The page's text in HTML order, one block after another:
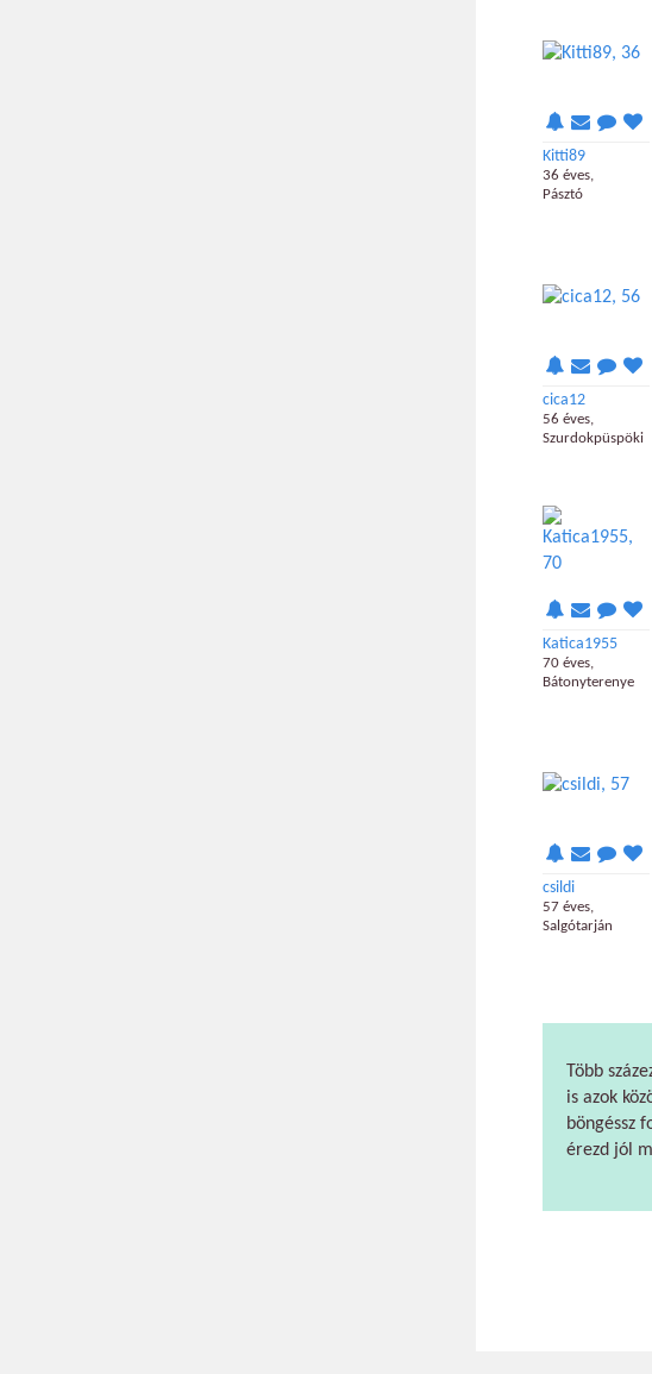
Kitti89
36 éves,
Pásztó
cica12
56 éves,
Szurdokpüspöki
Katica1955
70 éves,
Bátonyterenye
csildi
57 éves,
Salgótarján
Több
is azok
böngéssz
érezd jól